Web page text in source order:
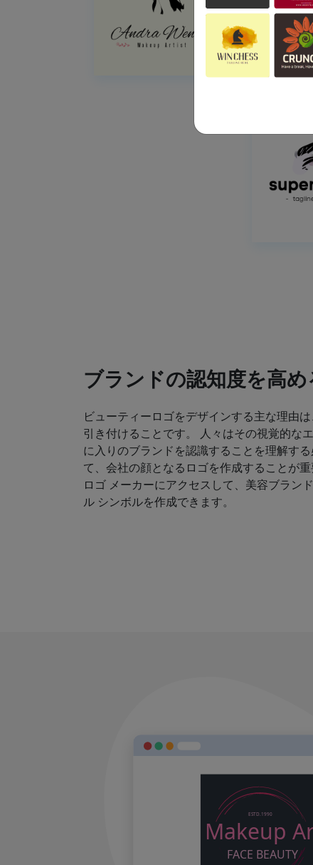
ブランドの認知度を高め
ビューティーロゴをデザインする主な理由
引き付けることです。 人々はその視覚的な
に入りのブランドを認識することを理解す
て、会社の顔となるロゴを作成することが
ロゴ メーカーにアクセスして、美容ブラン
ル シンボルを作成できます。